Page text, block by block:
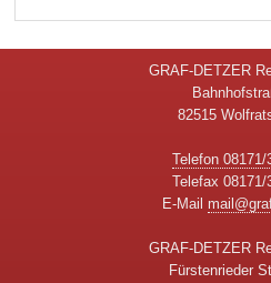
GRAF-DETZER
82515
Telefon 08171/
Telefax 08171/
E-Mail
GRAF-DETZER
Fürstenrieder